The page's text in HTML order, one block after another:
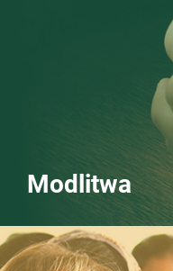
Modlitwa